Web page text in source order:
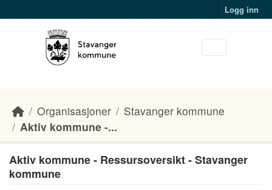
Logg inn
Organisasjoner
Stavanger kommune
Aktiv kommune -...
Aktiv kommune - Ressursoversikt - Stavanger
kommune